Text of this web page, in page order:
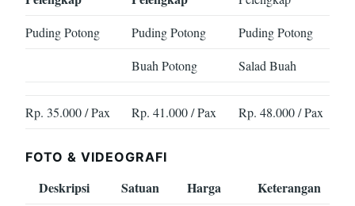
Puding Potong
Puding Potong
Puding Potong
Buah Potong
Salad Buah
Rp. 35.000 / Pax Rp. 41.000 / Pax Rp. 48.000 / Pax
FOTO & VIDEOGRAFI
Deskripsi Satuan Harga Keterangan